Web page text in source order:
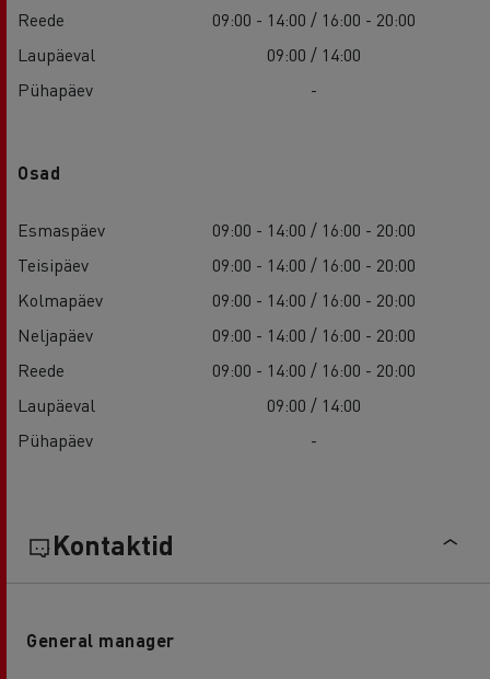
Reede
09:00 - 14:00 / 16:00 - 20:00
Laupäeval
09:00 / 14:00
Pühapäev
-
Osad
Esmaspäev
09:00 - 14:00 / 16:00 - 20:00
Teisipäev
09:00 - 14:00 / 16:00 - 20:00
Kolmapäev
09:00 - 14:00 / 16:00 - 20:00
Neljapäev
09:00 - 14:00 / 16:00 - 20:00
Reede
09:00 - 14:00 / 16:00 - 20:00
Laupäeval
09:00 / 14:00
Pühapäev
-
Kontaktid
General manager